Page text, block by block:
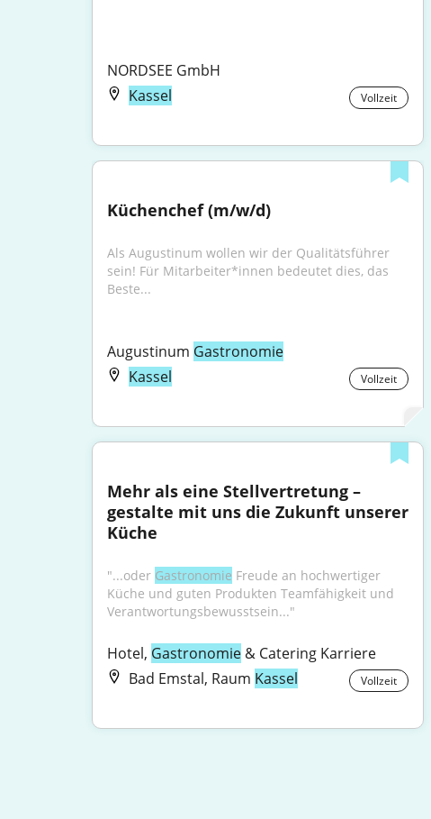
NORDSEE GmbH
Kassel
Vollzeit
Küchenchef (m/w/d)
Als Augustinum wollen wir der Qualitätsführer
sein! Für Mitarbeiter*innen bedeutet dies, das
Beste...
Augustinum Gastronomie
Kassel
Vollzeit
Mehr als eine Stellvertretung –
gestalte mit uns die Zukunft unserer
Küche
"...oder Gastronomie Freude an hochwertiger
Küche und guten Produkten Teamfähigkeit und
Verantwortungsbewusstsein..."
Hotel, Gastronomie & Catering Karriere
Bad Emstal, Raum Kassel Vollzeit